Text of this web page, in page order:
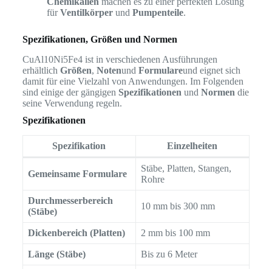
fürVentilkörperund Pumpenteile.
Spezifikationen, Größen und Normen
CuAl10Ni5Fe4 ist in verschiedenen Ausführungen
erhältlich Größen, Notenund Formulareund eignet sich
damit für eine Vielzahl von Anwendungen. Im Folgenden
sind einige der gängigen Spezifikationen und Normen die
seine Verwendung regeln.
Spezifikationen
Spezifikation Einzelheiten
Gemeinsame Formulare
Stäbe, Platten, Stangen,
Rohre
Durchmesserbereich
(Stäbe)
10 mm bis 300 mm
Dickenbereich (Platten) 2 mm bis 100 mm
Länge (Stäbe) Bis zu 6 Meter